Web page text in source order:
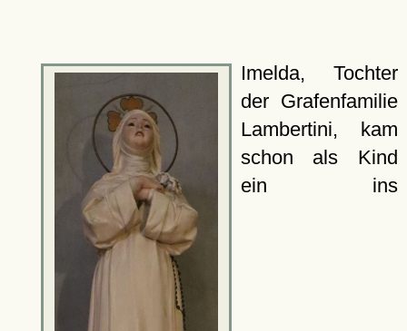
Imelda, Tochter
der Grafenfamilie
Lambertini, kam
schon als Kind
ein ins